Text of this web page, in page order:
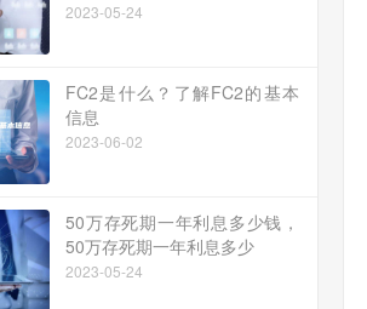
2023-05-24
FC2是什么？了解FC2的基本
信息
2023-06-02
50万存死期一年利息多少钱，
50万存死期一年利息多少
2023-05-24